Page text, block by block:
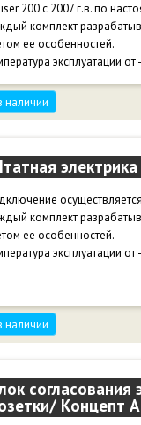
200 с 2007 г.в. по
комплект
ее особенностей.
эксплуатации от
наличии
комплект
ее особенностей.
эксплуатации от
наличии
Концепт